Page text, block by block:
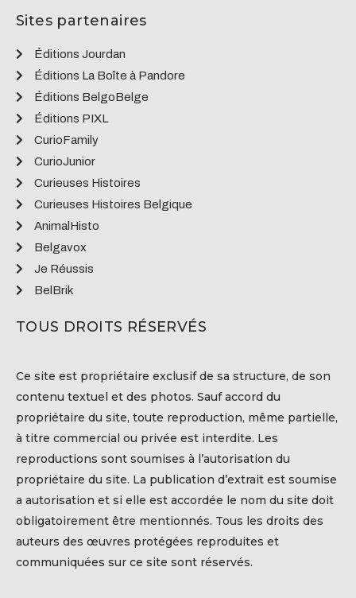
Sites partenaires
Éditions Jourdan
Éditions La Boîte à Pandore
Éditions BelgoBelge
Éditions PIXL
CurioFamily
CurioJunior
Curieuses Histoires
Curieuses Histoires Belgique
AnimalHisto
Belgavox
Je Réussis
BelBrik
TOUS DROITS RÉSERVÉS
Ce site est propriétaire exclusif de sa structure, de son
contenu textuel et des photos. Sauf accord du
propriétaire du site, toute reproduction, même partielle,
à titre commercial ou privée est interdite. Les
reproductions sont soumises à l’autorisation du
propriétaire du site. La publication d’extrait est soumise
a autorisation et si elle est accordée le nom du site doit
obligatoirement être mentionnés. Tous les droits des
auteurs des œuvres protégées reproduites et
communiquées sur ce site sont réservés.